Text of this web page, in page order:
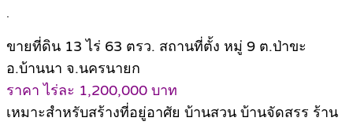
.
ขายที่ดิน 13 ไร่ 63 ตรว. สถานที่ตั้ง หมู่ 9 ต.ป่าขะ
อ.บ้านนา จ.นครนายก
ราคา ไร่ละ 1,200,000 บาท
เหมาะสำหรับสร้างที่อยู่อาศัย บ้านสวน บ้านจัดสรร ร้าน